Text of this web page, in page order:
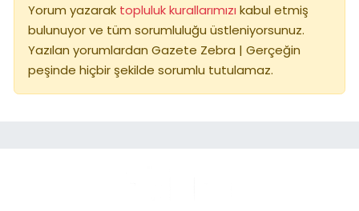
Yorum yazarak topluluk kurallarımızı kabul etmiş
bulunuyor ve tüm sorumluluğu üstleniyorsunuz.
Yazılan yorumlardan Gazete Zebra | Gerçeğin
peşinde hiçbir şekilde sorumlu tutulamaz.